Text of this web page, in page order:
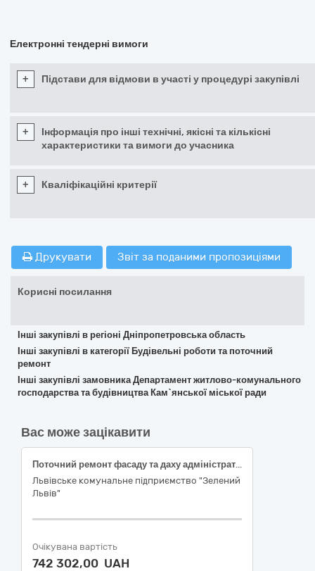
Електронні тендерні вимоги
+ Підстави для відмови в участі у процедурі закупівлі
+
Інформація про інші технічні, якісні та кількісні
характеристики та вимоги до учасника
+ Кваліфікаційні критерії
Друкувати Звіт за поданими пропозиціями
Корисні посилання
Інші закупівлі в регіоні Дніпропетровська область
Інші закупівлі в категорії Будівельні роботи та поточний
ремонт
Інші закупівлі замовника Депаpтамент житлово-комунального
господарства та будівництва Кам`янської міської ради
Вас може зацікавити
Поточний ремонт фасаду та даху адміністративно- побутової будівлі (контора робочих) в парку імені Івана Франка, м. Львів, вул.Листопадового Чину,1
Львівське комунальне підприємство "Зелений
Львів"
Очікувана вартість
742 302,00 UAH